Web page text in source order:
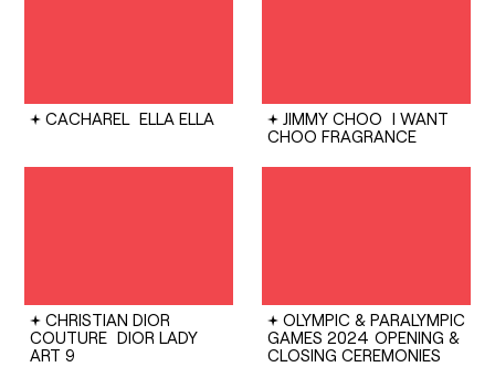
CACHAREL ELLA ELLA JIMMY CHOO I WANT
CHOO FRAGRANCE
CHRISTIAN DIOR
COUTURE DIOR LADY
ART 9
OLYMPIC & PARALYMPIC
GAMES 2024 OPENING &
CLOSING CEREMONIES